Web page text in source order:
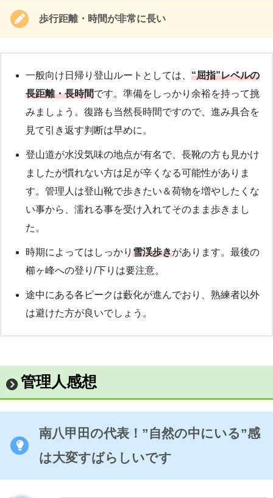
歩行距離・時間が非常に長い
一般向け日帰り登山ルートとしては、 “屈指”レベルの
長距離・長時間です。準備をしっかり余裕を持って挑
みましょう。復路も当然長時間ですので、進み具合を
見て引き返す判断は早めに。
登山道が水没気味の地点が有名で、長靴の方も見かけ
ましたが慣れない方は足が辛くなる可能性がありま
す。管理人は登山靴で歩きたい＆荷物を増やしたくな
い事から、濡れる事を受け入れてそのまま歩きまし
た。
時期によってはしっかり 雪渓歩きがあります。最後の
櫛ヶ峰への登り/下りは要注意。
途中にある各ピークは藪化が進んでおり、熟練者以外
は避けた方が良いでしょう。
管理人感想
南八甲田の代表！”自然の中にいる”感
は大変すばらしいです